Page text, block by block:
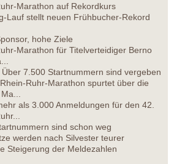
Marathon auf Rekordkurs
Lauf stellt neuen Frühbucher-Rekord
hohe Ziele
Marathon für Titelverteidiger Berno
Über 7.500 Startnummern sind vergeben
Ruhr-Marathon spurtet über die
als 3.000 Anmeldungen für den 42.
sind schon weg
werden nach Silvester teurer
Steigerung der Meldezahlen